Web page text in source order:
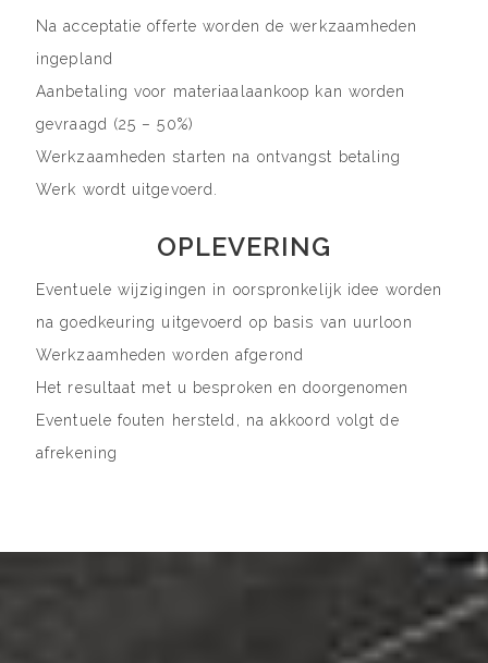
Na acceptatie offerte worden de werkzaamheden
ingepland
Aanbetaling voor materiaalaankoop kan worden
gevraagd (25 – 50%)
Werkzaamheden starten na ontvangst betaling
Werk wordt uitgevoerd.
OPLEVERING
Eventuele wijzigingen in oorspronkelijk idee worden
na goedkeuring uitgevoerd op basis van uurloon
Werkzaamheden worden afgerond
Het resultaat met u besproken en doorgenomen
Eventuele fouten hersteld, na akkoord volgt de
afrekening